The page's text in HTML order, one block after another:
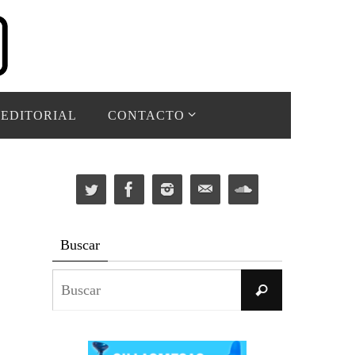
EDITORIAL CONTACTO
Buscar
Buscar